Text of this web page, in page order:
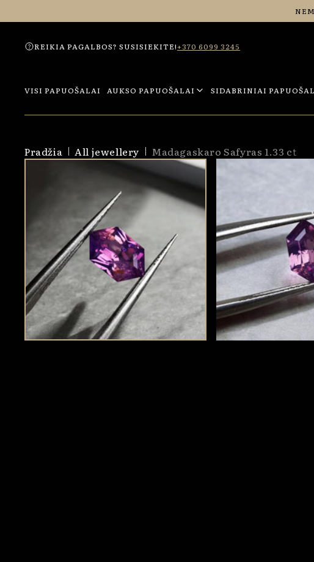
REIKIA PAGALBOS? SUSISIEKITE!+370 6099 3245
VISI PAPUOŠALAI AUKSO PAPUOŠALAI SIDABRINIAI
Pradžia All jewellery Madagaskaro Safyras 1.33 ct